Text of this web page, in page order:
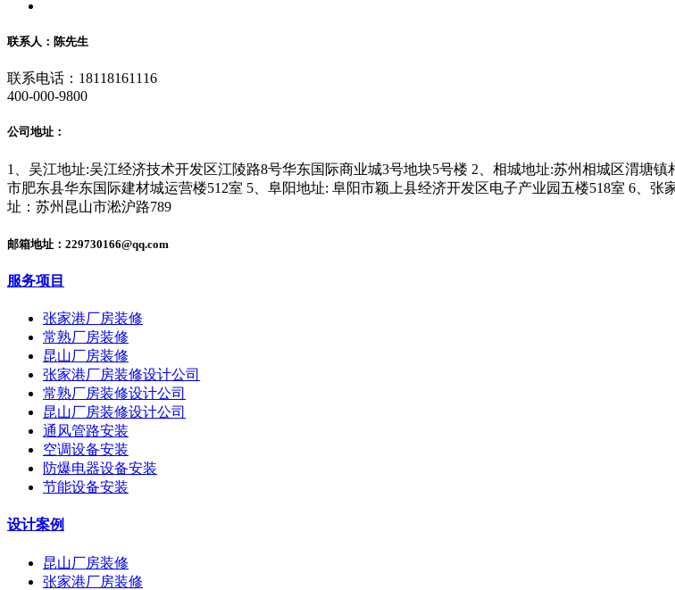
联系人：陈先生
联系电话：18118161116
400-000-9800
公司地址：
1、吴江地址:吴江经济技术开发区江陵路8号华东国际商业城3号地块5号楼 2、相城地址:苏州相城区渭塘
市肥东县华东国际建材城运营楼512室 5、阜阳地址: 阜阳市颖上县经济开发区电子产业园五楼518室 6、
址：苏州昆山市淞沪路789
邮箱地址：229730166@qq.com
服务项目
张家港厂房装修
常熟厂房装修
昆山厂房装修
张家港厂房装修设计公司
常熟厂房装修设计公司
昆山厂房装修设计公司
通风管路安装
空调设备安装
防爆电器设备安装
节能设备安装
设计案例
昆山厂房装修
张家港厂房装修